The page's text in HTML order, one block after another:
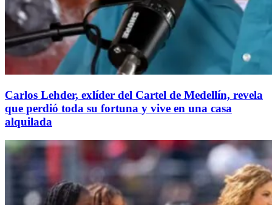
Carlos Lehder, exlíder del Cartel de Medellín, revela
que perdió toda su fortuna y vive en una casa
alquilada